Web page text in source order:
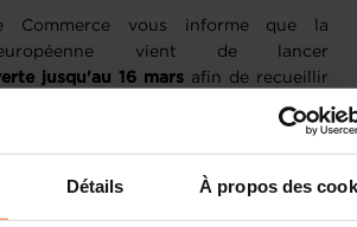
Détails À propos des
Commerce vous informe que la
européenne vient de lancer
jusqu'au 16 mars afin de recueillir
évaluer les « impacts potentiels » des
par le
, attendu
questionnaire comporte5 parties